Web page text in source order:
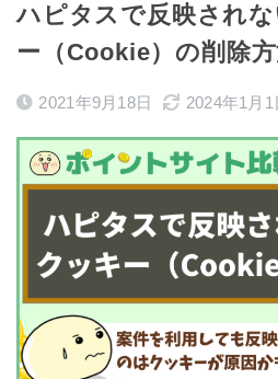
ハピタスで反映され
ー（Cookie）の削除
2021年9月18日 2024年1月1